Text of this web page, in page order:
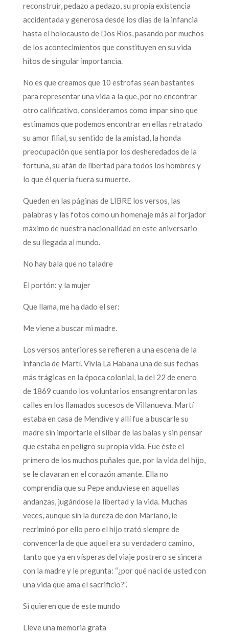
reconstruir, pedazo a pedazo, su propia existencia
accidentada y generosa desde los días de la infancia
hasta el holocausto de Dos Ríos, pasando por muchos
de los acontecimientos que constituyen en su vida
hitos de singular importancia.
No es que creamos que 10 estrofas sean bastantes
para representar una vida a la que, por no encontrar
otro calificativo, consideramos como impar sino que
estimamos que podemos encontrar en ellas retratado
su amor filial, su sentido de la amistad, la honda
preocupación que sentía por los desheredados de la
fortuna, su afán de libertad para todos los hombres y
lo que él quería fuera su muerte.
Queden en las páginas de LIBRE los versos, las
palabras y las fotos como un homenaje más al forjador
máximo de nuestra nacionalidad en este aniversario
de su llegada al mundo.
No hay bala que no taladre
El portón: y la mujer
Que llama, me ha dado el ser:
Me viene a buscar mi madre.
Los versos anteriores se refieren a una escena de la
infancia de Martí. Vivía La Habana una de sus fechas
más trágicas en la época colonial, la del 22 de enero
de 1869 cuando los voluntarios ensangrentaron las
calles en los llamados sucesos de Villanueva. Martí
estaba en casa de Mendive y allí fue a buscarle su
madre sin importarle el silbar de las balas y sin pensar
que estaba en peligro su propia vida. Fue éste el
primero de los muchos puñales que, por la vida del hijo,
se le clavaran en el corazón amante. Ella no
comprendía que su Pepe anduviese en aquellas
andanzas, jugándose la libertad y la vida. Muchas
veces, aunque sin la dureza de don Mariano, le
recriminó por ello pero el hijo trató siempre de
convencerla de que aquel era su verdadero camino,
tanto que ya en vísperas del viaje postrero se sincera
con la madre y le pregunta: “¿por qué nací de usted con
una vida que ama el sacrificio?”.
Si quieren que de este mundo
Lleve una memoria grata